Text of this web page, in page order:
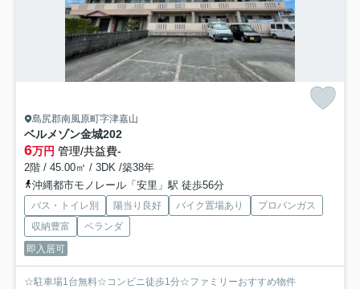
島尻郡南風原町字津嘉山
ベルメゾン金城202
6万円 管理/共益費-
2階 / 45.00㎡ / 3DK /築38年
沖縄都市モノレール「安里」駅 徒歩56分
バス・トイレ別 陽当り良好 バイク置場あり
プロパンガス
収納豊富
ベランダ
即入居可
☆駐車場1台無料☆コンビニ徒歩1分☆ファミリーおすすめ物件